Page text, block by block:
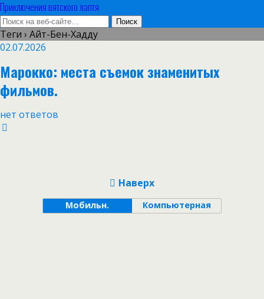
Приключения вятского лаптя
Теги › Айт-Бен-Хадду
02.07.2026
Марокко: места съемок знаменитых
фильмов.
нет ответов
Наверх
Мобильн. Компьютерная